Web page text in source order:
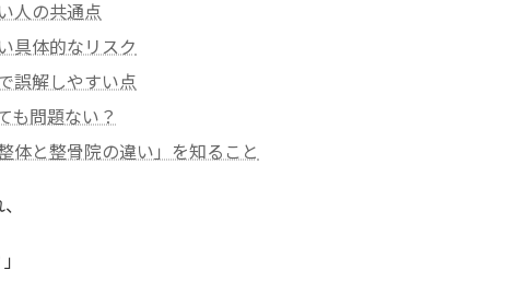
人の共通点
具体的なリスク
誤解しやすい点
も問題ない？
体と整骨院の違い」を知ること